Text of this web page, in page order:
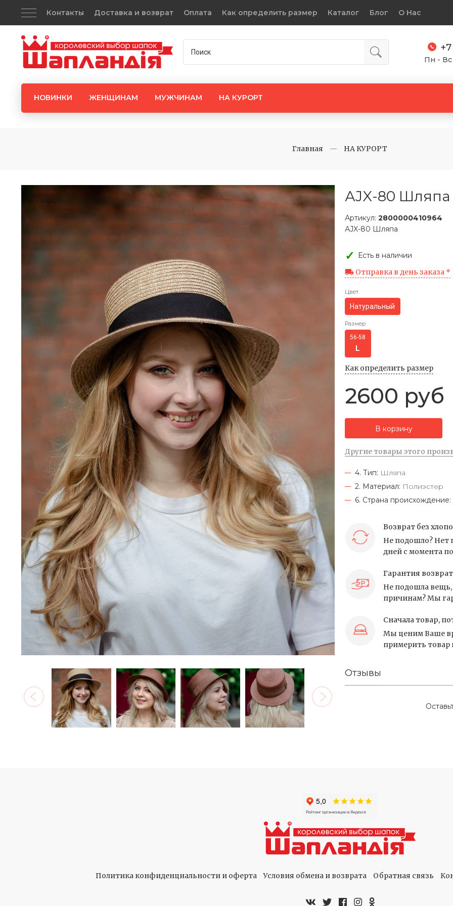
Контакты Доставка и возврат Оплата Как определить размер Каталог Блог О Нас
Пн - Вс
НОВИНКИ ЖЕНЩИНАМ МУЖЧИНАМ НА КУРОРТ
Главная НА КУРОРТ
АJX-80 Шляпа
Артикул: 2800000410964
АJX-80 Шляпа
Есть в наличии
Отправка в день заказа *
Цвет
Натуральный
Размер
56-58
Как определить размер
2600 руб
В корзину
Другие товары этого
4. Тип: Шляпа
2. Материал: Полиэстер
6. Страна происхождение:
Возврат без
Не подошло? Нет
дней с момента
Гарантия
Не подошла вещь,
причинам? Мы
Сначала товар,
Мы ценим Ваше
примерить товар
Отзывы
Политика конфиденциальности и оферта Условия обмена и возврата Обратная связь